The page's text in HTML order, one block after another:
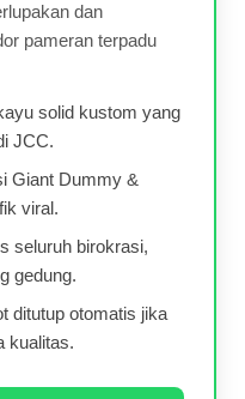
dan
pameran terpadu
solid kustom yang
JCC.
Giant Dummy &
viral.
seluruh birokrasi,
gedung.
ditutup otomatis jika
kualitas.